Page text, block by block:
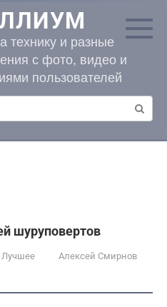
технику и разные
с фото, видео и
пользователей
шуруповертов
Лучшее Алексей Смирнов